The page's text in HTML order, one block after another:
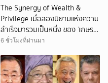
The Synergy of Wealth &
Privilege เมื่อสองนิยามแห่งความ
สำเร็จมารวมเป็นหนึ่ง ของ ‘เกษรวิ
ลเลจ’ และ ‘Webull Thailand’ สู่
จากแพลตฟอร์มการลงทุนสู่ลักชัว
รีไลฟ์สไตล์และคอมมูนิตี้
6 ชั่วโมงที่ผ่านมา